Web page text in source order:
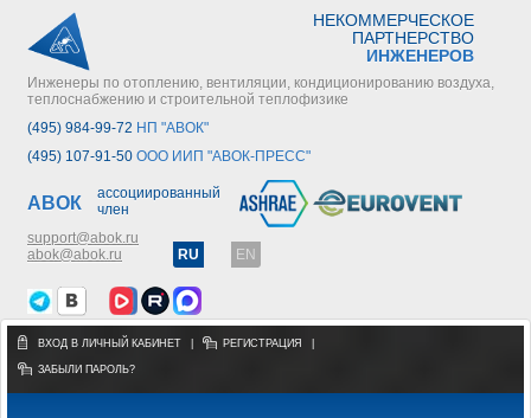
НЕКОММЕРЧЕСКОЕ
ПАРТНЕРСТВО
ИНЖЕНЕРОВ
Инженеры по отоплению, вентиляции, кондиционированию воздуха,
теплоснабжению и строительной теплофизике
(495) 984-99-72 НП "АВОК"
(495) 107-91-50 ООО ИИП "АВОК-ПРЕСС"
АВОК
ассоциированный
член
support@abok.ru
abok@abok.ru
RU EN
ВХОД В ЛИЧНЫЙ КАБИНЕТ РЕГИСТРАЦИЯ
ЗАБЫЛИ ПАРОЛЬ?